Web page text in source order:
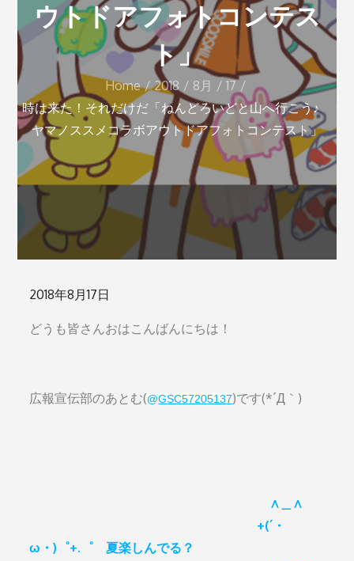
ウトドアフォトコンテス
ト」
Home 2018 8月
17
時は来た！それだけだ「ねんどろいどと山へ行こう♪
ヤマノススメコラボアウトドアフォトコンテスト」
Posted
2018年8月17日
どうも皆さんおはこんばんにちは！
広報宣伝部のあとむ(@GSC57205137)です(*´Д｀)
∧＿∧
+(´・
ω・)゜+.゜ 夏楽しんでる？